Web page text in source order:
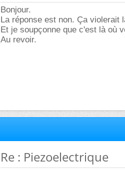
Bonjour.
La réponse est non. Ça violerait
Et je soupçonne que c'est là où
Au revoir.
Re : Piezoelectrique